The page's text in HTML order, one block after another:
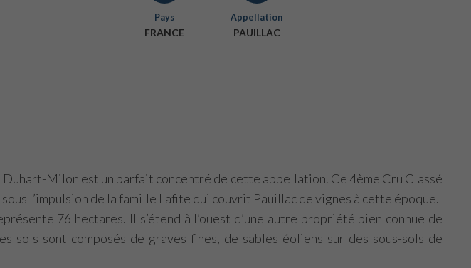
Pays
FRANCE
Appellation
PAUILLAC
Milon est un parfait concentré de cette appellation. Ce 4ème Cru Classé
l’impulsion de la famille Lafite qui couvrit Pauillac de vignes à cette époque.
76 hectares. Il s’étend à l’ouest d’une autre propriété bien connue de
sols sont composés de graves fines, de sables éoliens sur des sous-sols de